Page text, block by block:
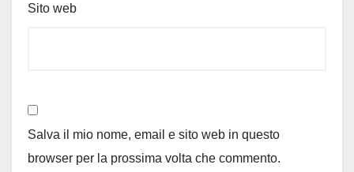
Sito web
Salva il mio nome, email e sito web in questo
browser per la prossima volta che commento.